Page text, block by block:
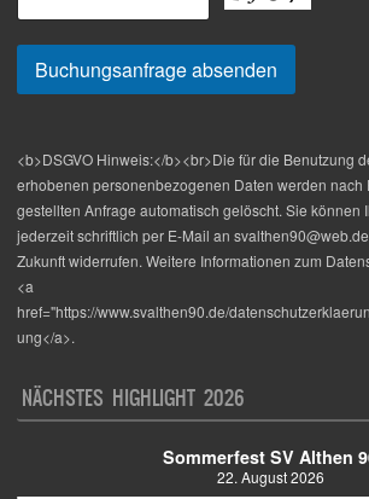
<b>DSGVO Hinweis:</b><br>Die für die Benutzung
erhobenen personenbezogenen Daten werden nach
gestellten Anfrage automatisch gelöscht. Sie können
jederzeit schriftlich per E-Mail an
Zukunft widerrufen. Weitere Informationen zum
<a
href="https://www.svalthen90.de/
ung</a>.
NÄCHSTES HIGHLIGHT 2026
Sommerfest SV Althen
22. August 2026